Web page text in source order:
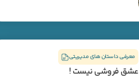
معرفی داستان های مدیریتی
عشق فروشی نیست !